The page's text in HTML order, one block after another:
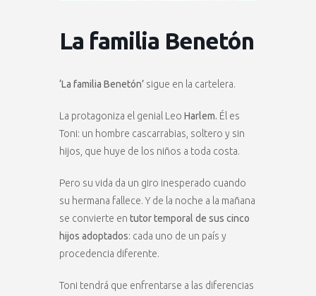
La familia Benetón
‘La familia Benetón’ sigue en la cartelera.
La protagoniza el genial Leo Harlem. Él es
Toni: un hombre cascarrabias, soltero y sin
hijos, que huye de los niños a toda costa.
Pero su vida da un giro inesperado cuando
su hermana fallece. Y de la noche a la mañana
se convierte en tutor temporal de sus cinco
hijos adoptados: cada uno de un país y
procedencia diferente.
Toni tendrá que enfrentarse a las diferencias